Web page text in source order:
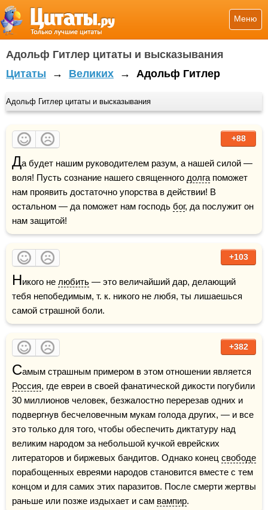
Меню
Адольф Гитлер цитаты и высказывания
Цитаты → Великих → Адольф Гитлер
Адольф Гитлер цитаты и высказывания
+88
Да будет нашим руководителем разум, а нашей силой —
воля! Пусть сознание нашего священного долга поможет
нам проявить достаточно упорства в действии! В
остальном — да поможет нам господь бог, да послужит он
нам защитой!
+103
Никого не любить — это величайший дар, делающий
тебя непобедимым, т. к. никого не любя, ты лишаешься
самой страшной боли.
+382
С
Россия, где евреи в своей фанатической дикости погубили
30 миллионов человек, безжалостно перерезав одних и
подвергнув бесчеловечным мукам голода других, — и все
это только для того, чтобы обеспечить диктатуру над
великим народом за небольшой кучкой еврейских
литераторов и биржевых бандитов. Однако конец свободе
порабощенных евреями народов становится вместе с тем
концом и для самих этих паразитов. После смерти жертвы
раньше или позже издыхает и сам вампир.